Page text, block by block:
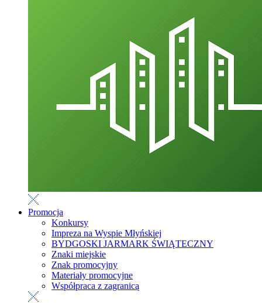
Promocja
Konkursy
Impreza na Wyspie Młyńskiej
BYDGOSKI JARMARK ŚWIĄTECZNY
Znaki miejskie
Znak promocyjny
Materiały promocyjne
Współpraca z zagranicą